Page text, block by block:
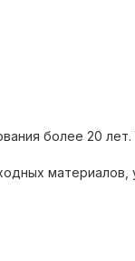
более 20
материалов,